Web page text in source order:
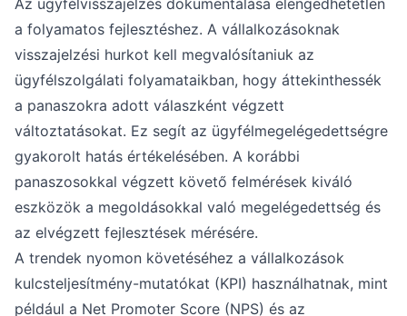
a folyamatos fejlesztéshez. A vállalkozásoknak
visszajelzési hurkot kell megvalósítaniuk az
ügyfélszolgálati folyamataikban, hogy áttekinthessék
a panaszokra adott válaszként végzett
változtatásokat. Ez segít az ügyfélmegelégedettségre
gyakorolt hatás értékelésében. A korábbi
panaszosokkal végzett követő felmérések kiváló
eszközök a megoldásokkal való megelégedettség és
az elvégzett fejlesztések mérésére.
A trendek nyomon követéséhez a vállalkozások
kulcsteljesítmény-mutatókat (KPI) használhatnak, mint
például a Net Promoter Score (NPS) és az